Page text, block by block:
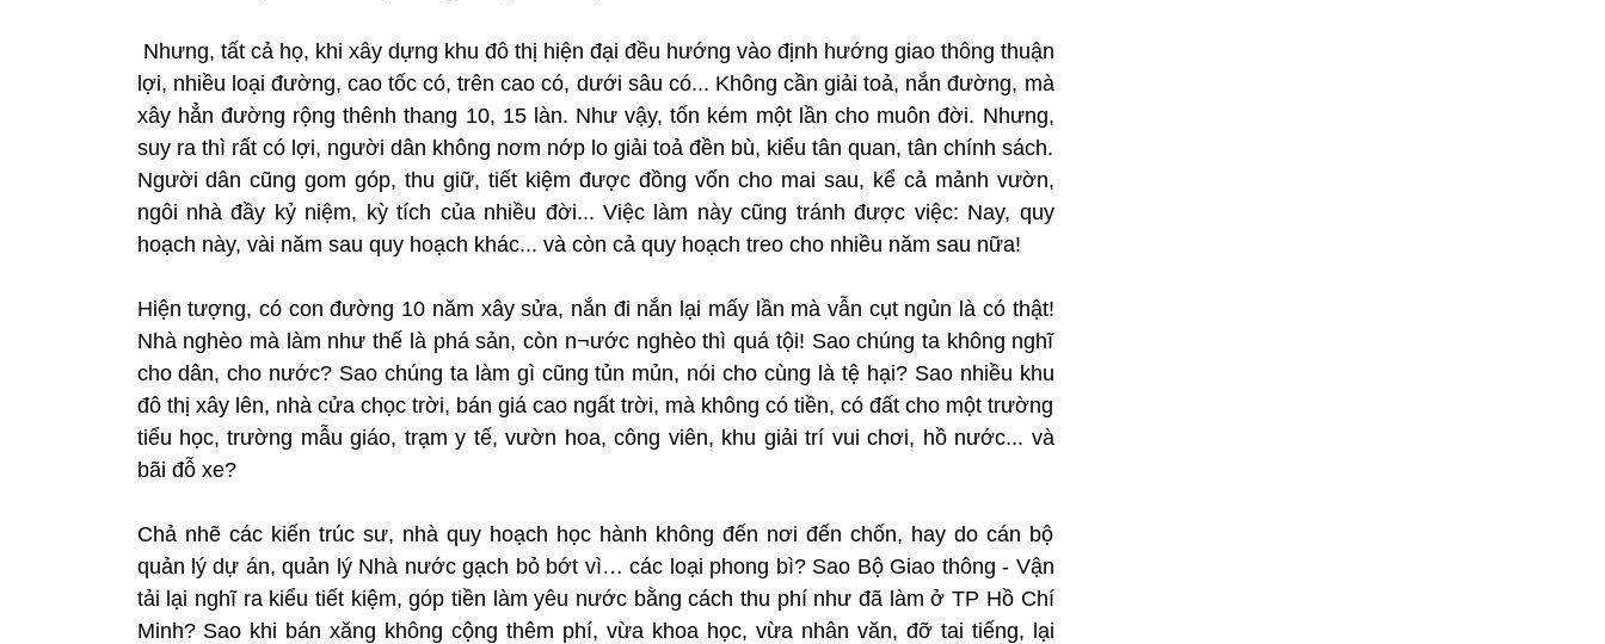
Nhưng, tất cả họ, khi xây dựng khu đô thị hiện đại đều hướng vào định hướng giao thông thuận
lợi, nhiều loại đường, cao tốc có, trên cao có, dưới sâu có... Không cần giải toả, nắn đường, mà
xây hẳn đường rộng thênh thang 10, 15 làn. Như vậy, tốn kém một lần cho muôn đời. Nhưng,
suy ra thì rất có lợi, người dân không nơm nớp lo giải toả đền bù, kiểu tân quan, tân chính sách.
Người dân cũng gom góp, thu giữ, tiết kiệm được đồng vốn cho mai sau, kể cả mảnh vườn,
ngôi nhà đầy kỷ niệm, kỳ tích của nhiều đời... Việc làm này cũng tránh được việc: Nay, quy
hoạch này, vài năm sau quy hoạch khác... và còn cả quy hoạch treo cho nhiều năm sau nữa!
Hiện tượng, có con đường 10 năm xây sửa, nắn đi nắn lại mấy lần mà vẫn cụt ngủn là có thật!
Nhà nghèo mà làm như thế là phá sản, còn n¬ước nghèo thì quá tội! Sao chúng ta không nghĩ
cho dân, cho nước? Sao chúng ta làm gì cũng tủn mủn, nói cho cùng là tệ hại? Sao nhiều khu
đô thị xây lên, nhà cửa chọc trời, bán giá cao ngất trời, mà không có tiền, có đất cho một trường
tiểu học, trường mẫu giáo, trạm y tế, vườn hoa, công viên, khu giải trí vui chơi, hồ nước... và
bãi đỗ xe?
Chả nhẽ các kiến trúc sư, nhà quy hoạch học hành không đến nơi đến chốn, hay do cán bộ
quản lý dự án, quản lý Nhà nước gạch bỏ bớt vì… các loại phong bì? Sao Bộ Giao thông - Vận
tải lại nghĩ ra kiểu tiết kiệm, góp tiền làm yêu nước bằng cách thu phí như đã làm ở TP Hồ Chí
Minh? Sao khi bán xăng không cộng thêm phí, vừa khoa học, vừa nhân văn, đỡ tai tiếng, lại